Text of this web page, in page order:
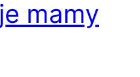
mamy